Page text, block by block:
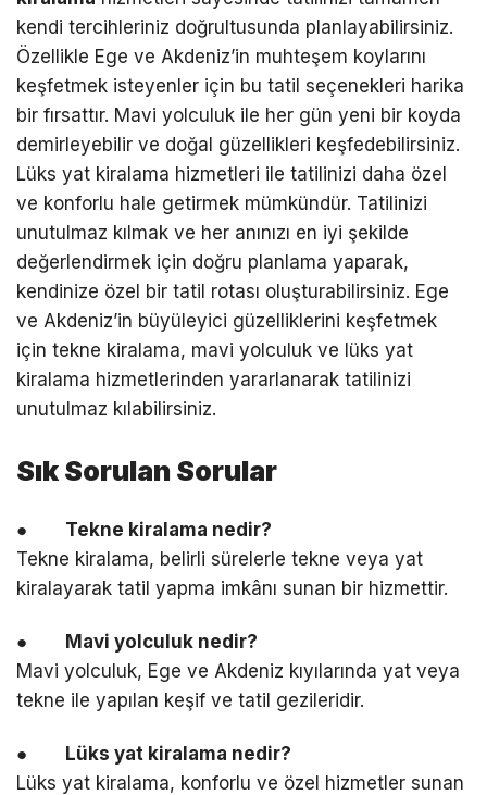
kendi tercihleriniz doğrultusunda planlayabilirsiniz.
Özellikle Ege ve Akdeniz’in muhteşem koylarını
keşfetmek isteyenler için bu tatil seçenekleri harika
bir fırsattır. Mavi yolculuk ile her gün yeni bir koyda
demirleyebilir ve doğal güzellikleri keşfedebilirsiniz.
Lüks yat kiralama hizmetleri ile tatilinizi daha özel
ve konforlu hale getirmek mümkündür. Tatilinizi
unutulmaz kılmak ve her anınızı en iyi şekilde
değerlendirmek için doğru planlama yaparak,
kendinize özel bir tatil rotası oluşturabilirsiniz. Ege
ve Akdeniz’in büyüleyici güzelliklerini keşfetmek
için tekne kiralama, mavi yolculuk ve lüks yat
kiralama hizmetlerinden yararlanarak tatilinizi
unutulmaz kılabilirsiniz.
Sık Sorulan Sorular
● Tekne kiralama nedir?
Tekne kiralama, belirli sürelerle tekne veya yat
kiralayarak tatil yapma imkânı sunan bir hizmettir.
● Mavi yolculuk nedir?
Mavi yolculuk, Ege ve Akdeniz kıyılarında yat veya
tekne ile yapılan keşif ve tatil gezileridir.
● Lüks yat kiralama nedir?
Lüks yat kiralama, konforlu ve özel hizmetler sunan